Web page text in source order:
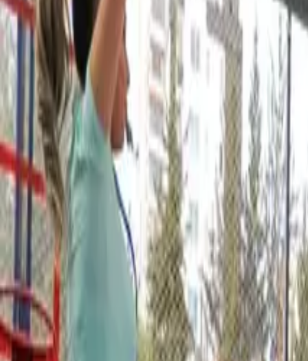
✦Kampüs Turu Planla
Eğitim Hizmetler Yol Tarifi Al OlanaklarKadro Başarılar